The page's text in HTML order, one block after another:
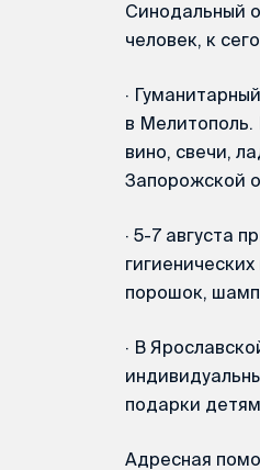
Синодальный
человек, к
·
в
вино, свечи,
Запорожской
· 5-7 августа
порошок,
· В
подарки
Адресная